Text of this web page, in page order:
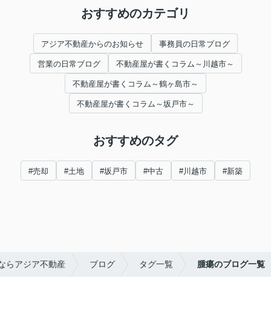
おすすめのカテゴリ
アジア不動産からのお知らせ 事務員の日常ブログ
営業の日常ブログ 不動産屋が書くコラム～川越市～
不動産屋が書くコラム～鶴ヶ島市～
不動産屋が書くコラム～坂戸市～
おすすめのタグ
#売却 #土地 #坂戸市 #中古 #川越市 #新築
らアジア不動産 ブログ タグ一覧 腫瘍のブログ一覧